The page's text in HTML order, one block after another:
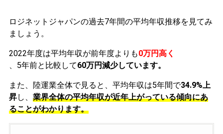
ロジネットジャパンの過去7年間の平均年収推移を見てみ
ましょう。
2022年度は平均年収が前年度よりも0万円高く
、5年前と比較して60万円減少しています。
また、陸運業全体で見ると、平均年収は5年間で34.9%上
昇し、 業界全体の平均年収が近年上がっている傾向にあ
ることがわかります。